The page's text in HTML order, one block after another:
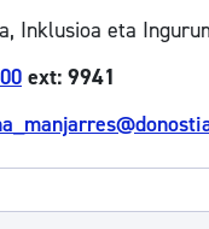
Inklusioa eta
ext: 9941